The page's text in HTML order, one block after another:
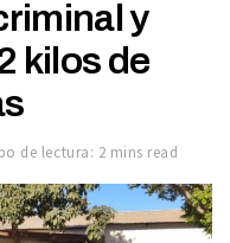
y
kilos de
de lectura: 2 mins read